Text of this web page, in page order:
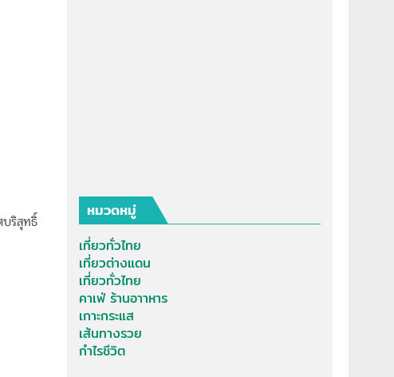
บริสุทธิ์
หมวดหมู่
เที่ยวทั่วไทย
เที่ยวต่างแดน
เที่ยวทั่วไทย
คาเฟ่ ร้านอาาหาร
เกาะกระแส
เส้นทางรวย
กำไรชีวิต